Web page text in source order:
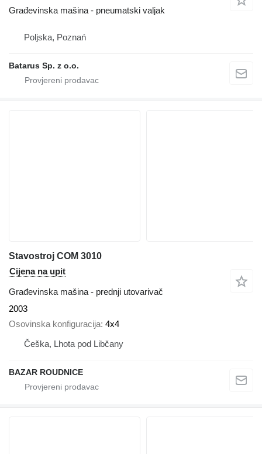
Građevinska mašina - pneumatski valjak
Poljska, Poznań
Batarus Sp. z o.o.
Stavostroj COM 3010
Cijena na upit
Građevinska mašina - prednji utovarivač
2003
Osovinska konfiguracija 4x4
Češka, Lhota pod Libčany
BAZAR ROUDNICE